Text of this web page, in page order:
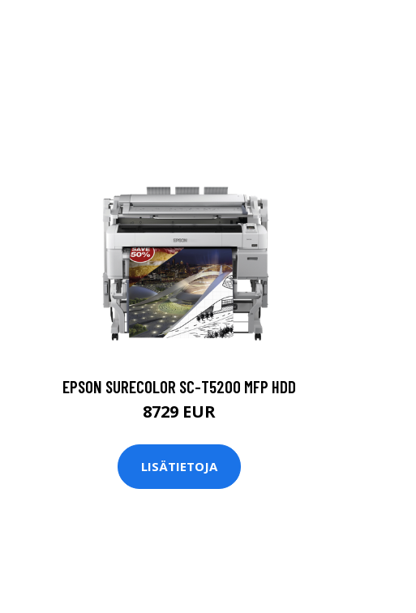
EPSON SURECOLOR SC-T5200 MFP HDD
8729 EUR
LISÄTIETOJA